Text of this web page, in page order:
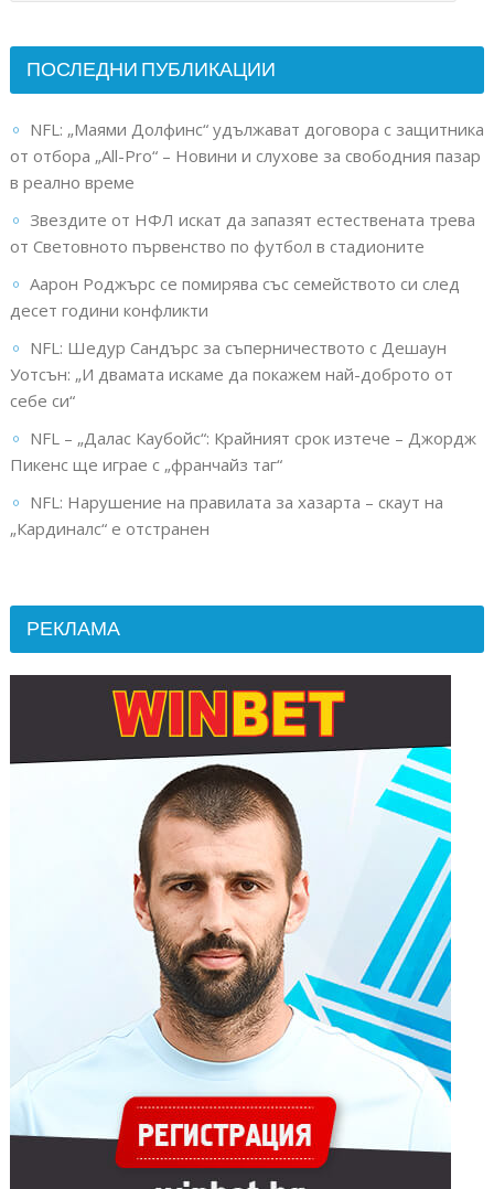
ПОСЛЕДНИ ПУБЛИКАЦИИ
NFL: „Маями Долфинс“ удължават договора с защитника
от отбора „All-Pro“ – Новини и слухове за свободния пазар
в реално време
Звездите от НФЛ искат да запазят естествената трева
от Световното първенство по футбол в стадионите
Аарон Роджърс се помирява със семейството си след
десет години конфликти
NFL: Шедур Сандърс за съперничеството с Дешаун
Уотсън: „И двамата искаме да покажем най-доброто от
себе си“
NFL – „Далас Каубойс“: Крайният срок изтече – Джордж
Пикенс ще играе с „франчайз таг“
NFL: Нарушение на правилата за хазарта – скаут на
„Кардиналс“ е отстранен
РЕКЛАМА